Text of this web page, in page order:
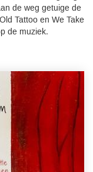
de weg getuige de
Tattoo en We Take
de muziek.